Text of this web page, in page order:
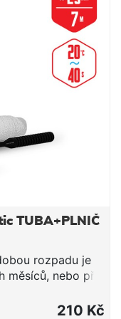
možné použití
velmi oblíbené na
proto hodí pro
V našich
lov sumců z
210cm- Vrhací
9- Přepravní
48-
FUJI sedlo
TUBA+PLNIČ
rozpadu je
měsíců, nebo při
produkt, při
210 Kč